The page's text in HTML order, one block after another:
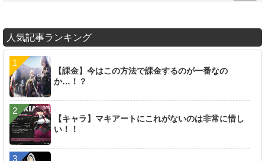
人気記事ランキング
【課金】今はこの方法で課金するのが一番なの
か…！？
【キャラ】マキアートにこれがないのは非常に惜し
い！！